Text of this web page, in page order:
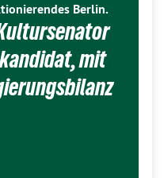
Berlin.
mit